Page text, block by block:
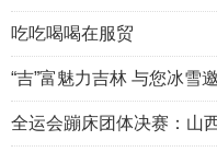
吃吃喝喝在服贸
“吉”富魅力吉林 与您冰雪
全运会蹦床团体决赛：山